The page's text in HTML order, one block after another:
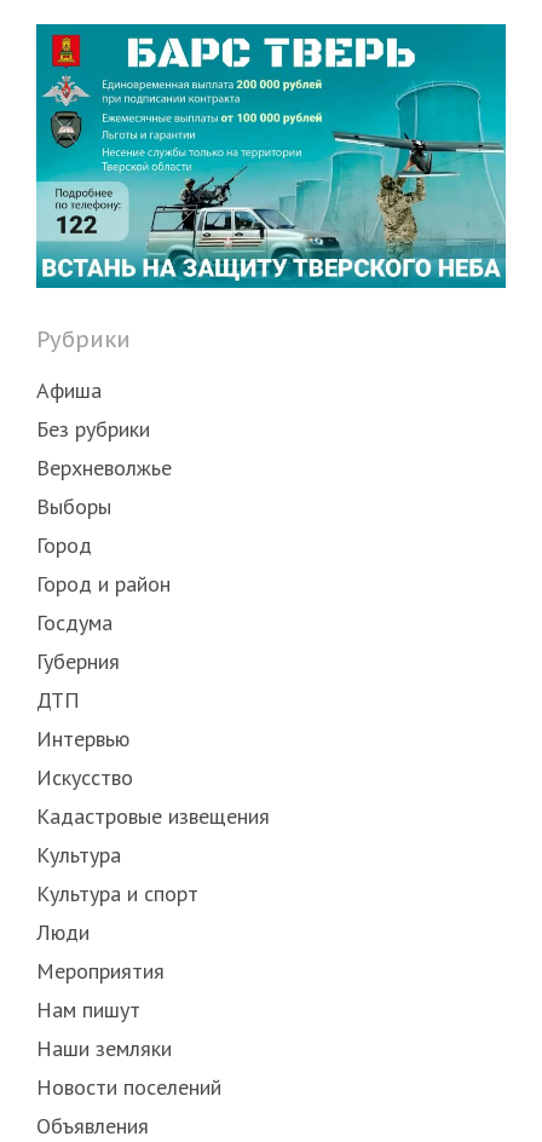
Рубрики
Афиша
Без рубрики
Верхневолжье
Выборы
Город
Город и район
Госдума
Губерния
ДТП
Интервью
Искусство
Кадастровые извещения
Культура
Культура и спорт
Люди
Мероприятия
Нам пишут
Наши земляки
Новости поселений
Объявления